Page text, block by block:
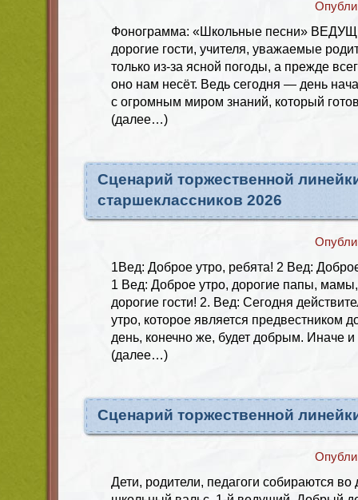
Фонограмма: «Школьные песни»
дорогие гости, учителя, уважаемые
только из-за ясной погоды, а прежде
оно нам несёт. Ведь сегодня — день
с огромным миром знаний, который
(далее…)
Сценарий торжественной
старшеклассников 2026
1Вед: Доброе утро, ребята! 2 Вед:
1 Вед: Доброе утро, дорогие папы,
дорогие гости! 2. Вед: Сегодня
утро, которое является предвестником
день, конечно же, будет добрым. Иначе
(далее…)
Сценарий торжественной
Дети, родители, педагоги собираются